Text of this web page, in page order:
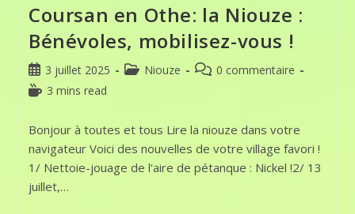
Greniers
De
Coursan
En
Othe:
Succès
Coursan en Othe: la Niouze :
Bénévoles, mobilisez-vous !
Publication
publiée :
3 juillet 2025
PostNiouze
Commentaires
0 commentaire
Temps3 mins read
Bonjour à toutes et tous Lire la niouze dans votre
navigateur Voici des nouvelles de votre village favori !
1/ Nettoie-jouage de l'aire de pétanque : Nickel !2/ 13
juillet,…